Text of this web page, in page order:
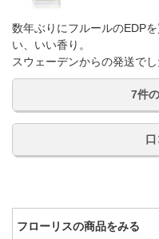
数年ぶりにフルールのEDP
い、いい香り。
スウェーデンからの発送で
7件
フローリスの商品をみる